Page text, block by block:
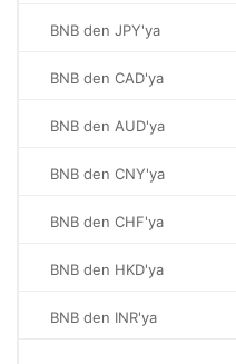
BNB den JPY'ya
BNB den CAD'ya
BNB den AUD'ya
BNB den CNY'ya
BNB den CHF'ya
BNB den HKD'ya
BNB den INR'ya